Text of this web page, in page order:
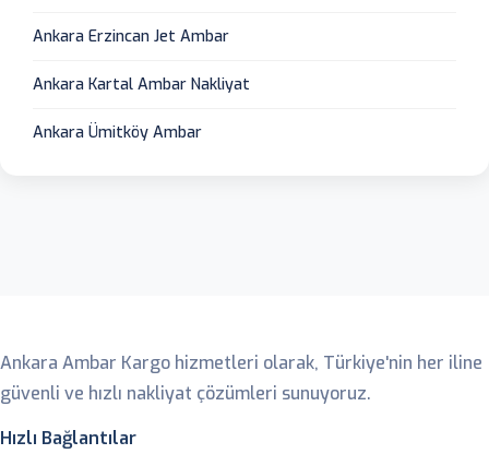
Ankara Erzincan Jet Ambar
Ankara Kartal Ambar Nakliyat
Ankara Ümitköy Ambar
Ankara Ambar Kargo hizmetleri olarak, Türkiye'nin her iline
güvenli ve hızlı nakliyat çözümleri sunuyoruz.
Hızlı Bağlantılar